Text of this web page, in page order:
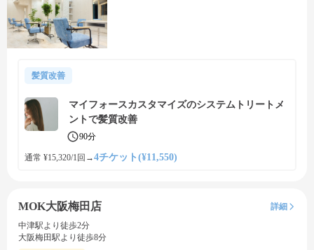
髪質改善
マイフォースカスタマイズのシステムトリートメ
ントで髪質改善
90分
通常 ¥15,320/1回 →4チケット(¥11,550)
MOK大阪梅田店
詳細
中津駅より徒歩2分
大阪梅田駅より徒歩8分